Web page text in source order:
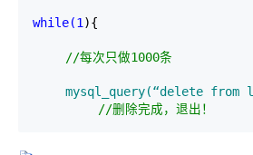
while(1 ){
//每次只做1000条
mysql_query(“delete from
//删除完成，退